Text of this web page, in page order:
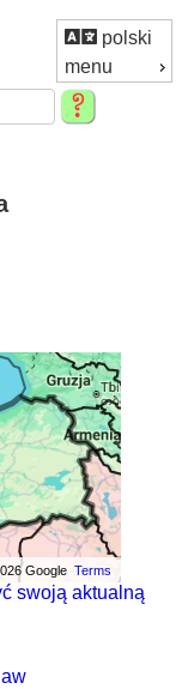
polski
menu
GoogleTerms
swoją aktualną